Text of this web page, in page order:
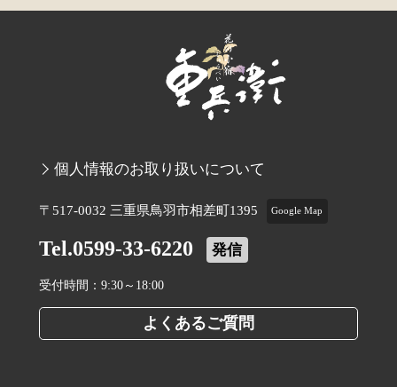
個人情報のお取り扱いについて
〒517-0032 三重県鳥羽市相差町1395 Google Map
Tel.0599-33-6220 発信
受付時間：9:30～18:00
よくあるご質問